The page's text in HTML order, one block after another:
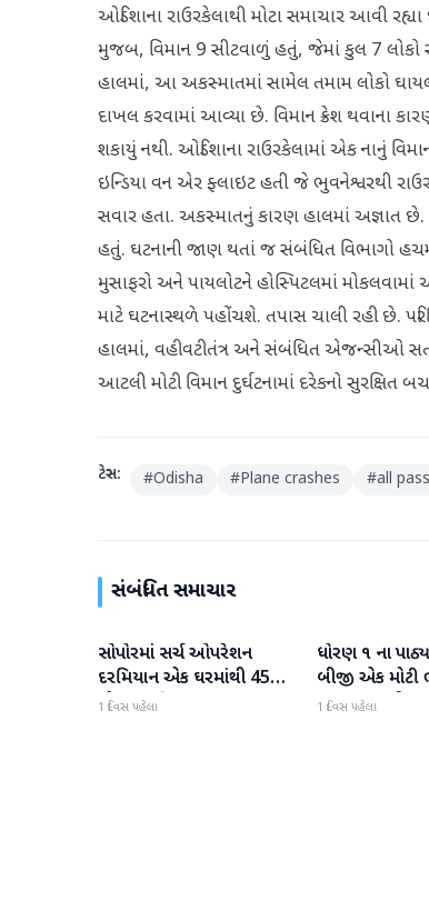
ઓડિશાના રાઉરકેલાથી મોટા સમાચાર આવી
મુજબ, વિમાન 9 સીટવાળું હતું, જેમાં કુલ 7
હાલમાં, આ અકસ્માતમાં સામેલ તમામ લોકો
દાખલ કરવામાં આવ્યા છે. વિમાન ક્રેશ થવાના
શકાયું નથી. ઓડિશાના રાઉરકેલામાં એક નાનું
ઇન્ડિયા વન એર ફ્લાઇટ હતી જે ભુવનેશ્વરથી
સવાર હતા. અકસ્માતનું કારણ હાલમાં અજ્ઞાત
હતું. ઘટનાની જાણ થતાં જ સંબંધિત વિભાગો
મુસાફરો અને પાયલોટને હોસ્પિટલમાં મોકલવામાં
માટે ઘટનાસ્થળે પહોંચશે. તપાસ ચાલી રહી છે.
હાલમાં, વહીવટીતંત્ર અને સંબંધિત એજન્સીઓ
આટલી મોટી વિમાન દુર્ઘટનામાં દરેકનો સુરક્ષિત
ટેગ્સ: #Odisha #Plane crashes #all
સંબંધિત સમાચાર
રાષ્ટ્રીય
સોપોરમાં સર્ચ ઓપરેશન
દરમિયાન એક ઘરમાંથી 45
ગોળા મળી આવ્યા
1 દિવસ પહેલા
રાષ્ટ્રીય
ધોરણ ૧ ના
બીજી એક
ઉત્કલ જનની"
1 દિવસ પહેલા